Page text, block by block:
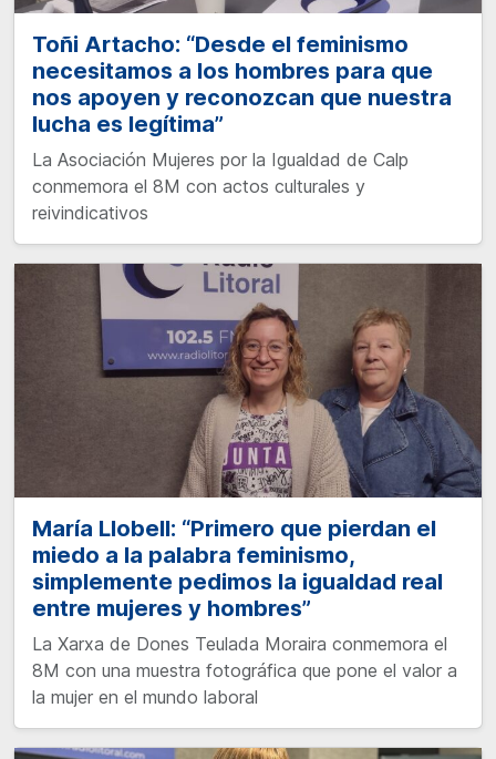
Toñi Artacho: “Desde el feminismo
necesitamos a los hombres para que
nos apoyen y reconozcan que nuestra
lucha es legítima”
La Asociación Mujeres por la Igualdad de Calp
conmemora el 8M con actos culturales y
reivindicativos
María Llobell: “Primero que pierdan el
miedo a la palabra feminismo,
simplemente pedimos la igualdad real
entre mujeres y hombres”
La Xarxa de Dones Teulada Moraira conmemora el
8M con una muestra fotográfica que pone el valor a
la mujer en el mundo laboral